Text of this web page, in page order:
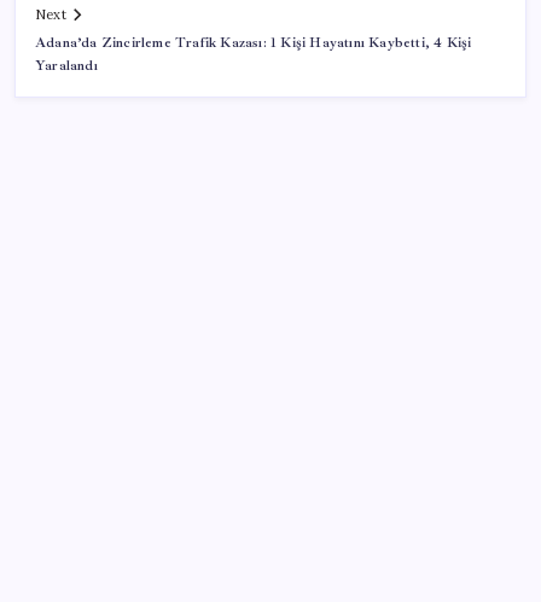
Next
Adana’da Zincirleme Trafik Kazası: 1 Kişi Hayatını Kaybetti, 4 Kişi
Yaralandı